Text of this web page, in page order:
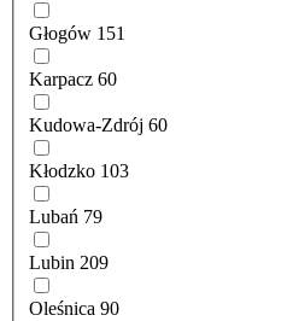
Głogów 151
Karpacz 60
Kudowa-Zdrój 60
Kłodzko 103
Lubań 79
Lubin 209
Oleśnica 90